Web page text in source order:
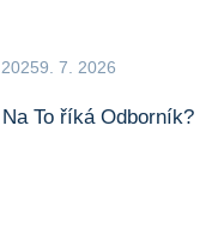
9. 7. 2026